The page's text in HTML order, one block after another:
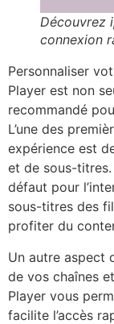
Découvrez
connexion
Personnaliser
Player est non
recommandé
L’une des
expérience est
et de sous-
défaut pour
sous-titres des
profiter du
Un autre aspect
de vos chaînes
Player vous
facilite l’accès